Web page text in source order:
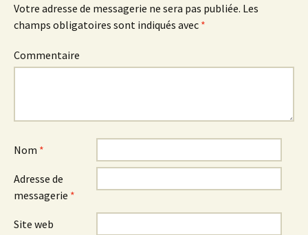
Votre adresse de messagerie ne sera pas publiée. Les
champs obligatoires sont indiqués avec *
Commentaire
Nom *
Adresse de
messagerie *
Site web